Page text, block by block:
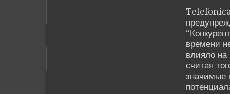
Telefonica
времени
влияло на
считая
значимые